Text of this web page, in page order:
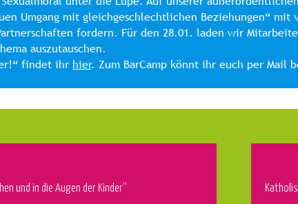
Umgang mit gleichgeschlechtlichen Beziehungen“
fordern. Für den 28.01. laden wir
auszutauschen.
findet ihr hier. Zum BarCamp könnt ihr euch per Mail
und in die Augen der Kinder“